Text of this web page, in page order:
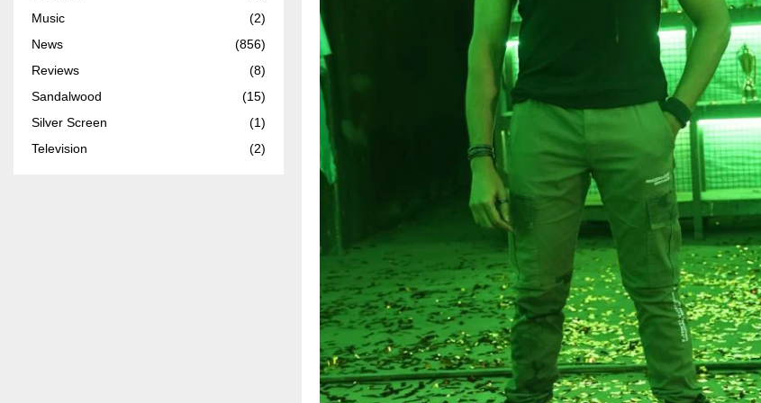
Music
(2)
News
(856)
Reviews
(8)
Sandalwood
(15)
Silver Screen
(1)
Television
(2)